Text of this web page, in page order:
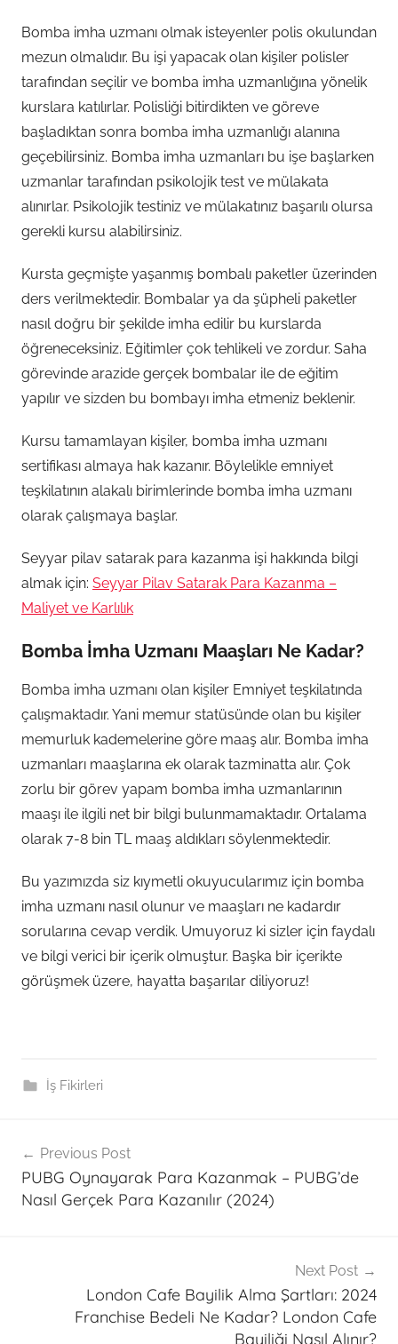
Bomba imha uzmanı olmak isteyenler polis okulundan
mezun olmalıdır. Bu işi yapacak olan kişiler polisler
tarafından seçilir ve bomba imha uzmanlığına yönelik
kurslara katılırlar. Polisliği bitirdikten ve göreve
başladıktan sonra bomba imha uzmanlığı alanına
geçebilirsiniz. Bomba imha uzmanları bu işe başlarken
uzmanlar tarafından psikolojik test ve mülakata
alınırlar. Psikolojik testiniz ve mülakatınız başarılı olursa
gerekli kursu alabilirsiniz.
Kursta geçmişte yaşanmış bombalı paketler üzerinden
ders verilmektedir. Bombalar ya da şüpheli paketler
nasıl doğru bir şekilde imha edilir bu kurslarda
öğreneceksiniz. Eğitimler çok tehlikeli ve zordur. Saha
görevinde arazide gerçek bombalar ile de eğitim
yapılır ve sizden bu bombayı imha etmeniz beklenir.
Kursu tamamlayan kişiler, bomba imha uzmanı
sertifikası almaya hak kazanır. Böylelikle emniyet
teşkilatının alakalı birimlerinde bomba imha uzmanı
olarak çalışmaya başlar.
Seyyar pilav satarak para kazanma işi hakkında bilgi
almak için: Seyyar Pilav Satarak Para Kazanma –
Maliyet ve Karlılık
Bomba İmha Uzmanı Maaşları Ne Kadar?
Bomba imha uzmanı olan kişiler Emniyet teşkilatında
çalışmaktadır. Yani memur statüsünde olan bu kişiler
memurluk kademelerine göre maaş alır. Bomba imha
uzmanları maaşlarına ek olarak tazminatta alır. Çok
zorlu bir görev yapam bomba imha uzmanlarının
maaşı ile ilgili net bir bilgi bulunmamaktadır. Ortalama
olarak 7-8 bin TL maaş aldıkları söylenmektedir.
Bu yazımızda siz kıymetli okuyucularımız için bomba
imha uzmanı nasıl olunur ve maaşları ne kadardır
sorularına cevap verdik. Umuyoruz ki sizler için faydalı
ve bilgi verici bir içerik olmuştur. Başka bir içerikte
görüşmek üzere, hayatta başarılar diliyoruz!
İş Fikirleri
navigation
Previous Post
PUBG Oynayarak Para Kazanmak – PUBG’de
Nasıl Gerçek Para Kazanılır (2024)
Next Post
London Cafe Bayilik Alma Şartları: 2024
Franchise Bedeli Ne Kadar? London Cafe
Bayiliği Nasıl Alınır?